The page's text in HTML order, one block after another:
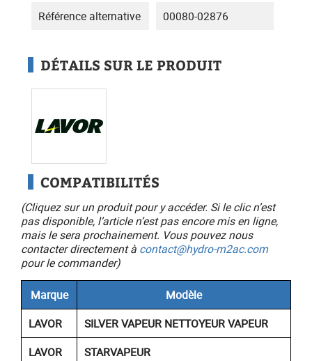
Référence alternative 00080-02876
DÉTAILS SUR LE PRODUIT
COMPATIBILITÉS
(Cliquez sur un produit pour y accéder. Si le clic n’est
pas disponible, l’article n’est pas encore mis en ligne,
mais le sera prochainement. Vous pouvez nous
contacter directement à contact@hydro-m2ac.com
pour le commander)
Marque
Modèle
LAVOR
SILVER VAPEUR NETTOYEUR VAPEUR
LAVOR
STARVAPEUR